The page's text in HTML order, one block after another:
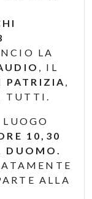
LA
, IL
PATRIZIA ,
TUTTI.
10,30
DUOMO.
ALLA